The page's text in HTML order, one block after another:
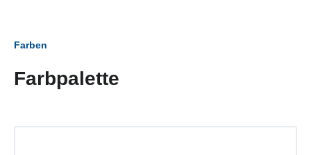
Farben
Farbpalette